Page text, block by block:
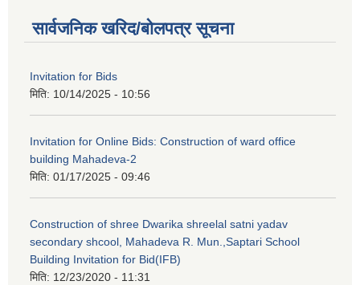
सार्वजनिक खरिद/बोलपत्र सूचना
Invitation for Bids
मिति: 10/14/2025 - 10:56
Invitation for Online Bids: Construction of ward office
building Mahadeva-2
मिति: 01/17/2025 - 09:46
Construction of shree Dwarika shreelal satni yadav
secondary shcool, Mahadeva R. Mun.,Saptari School
Building Invitation for Bid(IFB)
मिति: 12/23/2020 - 11:31